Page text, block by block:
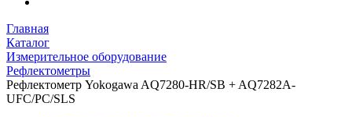
Главная
Каталог
Измерительное оборудование
Рефлектометры
Рефлектометр Yokogawa AQ7280-HR/SB + AQ7282A-
UFC/PC/SLS